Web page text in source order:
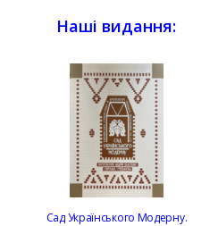
Наші видання:
Сад Українського Модерну.